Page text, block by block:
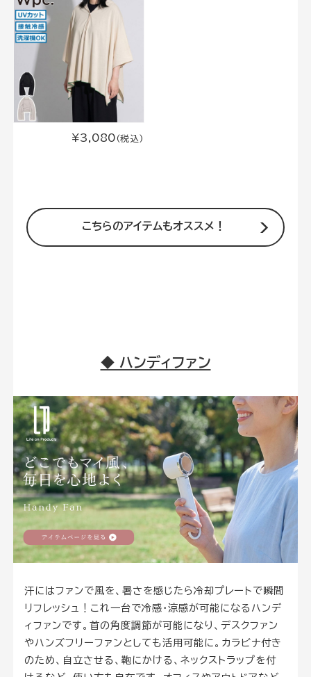
¥3,080(税込)
◆ ハンディファン
汗にはファンで風を、暑さを感じたら冷却プレートで瞬間
リフレッシュ！これ一台で冷感・涼感が可能になるハンデ
ィファンです。首の角度調節が可能になり、デスクファン
やハンズフリーファンとしても活用可能に。カラビナ付き
のため、自立させる、鞄にかける、ネックストラップを付